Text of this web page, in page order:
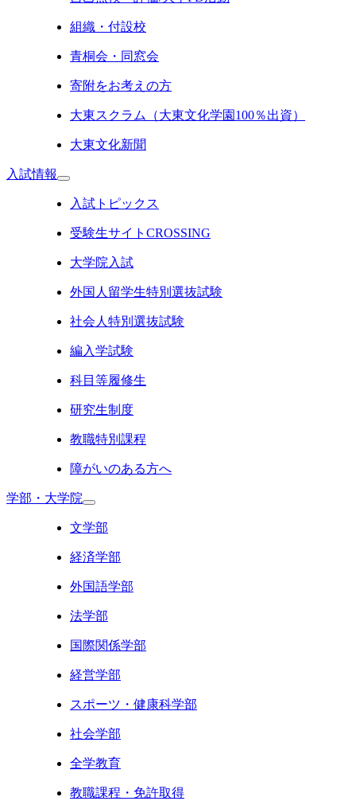
組織・付設校
青桐会・同窓会
寄附をお考えの方
大東スクラム（大東文化学園100％出資）
大東文化新聞
入試情報
入試トピックス
受験生サイトCROSSING
大学院入試
外国人留学生特別選抜試験
社会人特別選抜試験
編入学試験
科目等履修生
研究生制度
教職特別課程
障がいのある方へ
学部・大学院
文学部
経済学部
外国語学部
法学部
国際関係学部
経営学部
スポーツ・健康科学部
社会学部
全学教育
教職課程・免許取得